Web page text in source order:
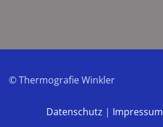
© Thermografie Winkler
Datenschutz | Impressum